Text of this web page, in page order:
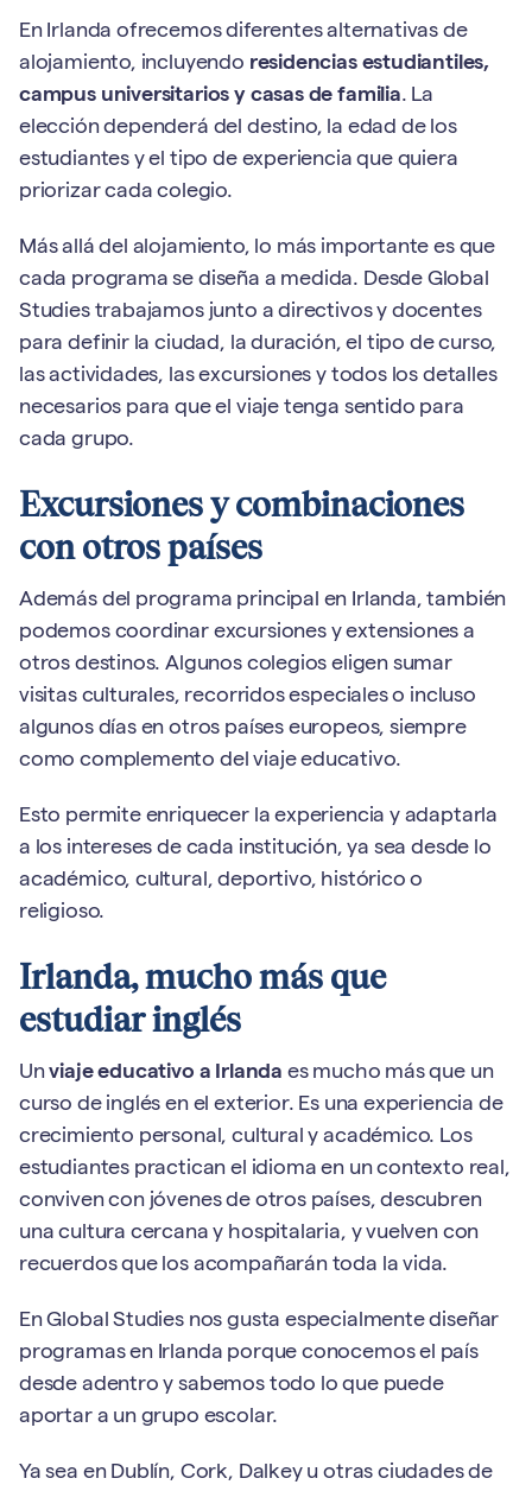
En Irlanda ofrecemos diferentes alternativas de
alojamiento, incluyendo residencias estudiantiles,
campus universitarios y casas de familia. La
elección dependerá del destino, la edad de los
estudiantes y el tipo de experiencia que quiera
priorizar cada colegio.
Más allá del alojamiento, lo más importante es que
cada programa se diseña a medida. Desde Global
Studies trabajamos junto a directivos y docentes
para definir la ciudad, la duración, el tipo de curso,
las actividades, las excursiones y todos los detalles
necesarios para que el viaje tenga sentido para
cada grupo.
Excursiones y combinaciones
con otros países
Además del programa principal en Irlanda, también
podemos coordinar excursiones y extensiones a
otros destinos. Algunos colegios eligen sumar
visitas culturales, recorridos especiales o incluso
algunos días en otros países europeos, siempre
como complemento del viaje educativo.
Esto permite enriquecer la experiencia y adaptarla
a los intereses de cada institución, ya sea desde lo
académico, cultural, deportivo, histórico o
religioso.
Irlanda, mucho más que
estudiar inglés
Unviaje educativo a Irlanda es mucho más que un
curso de inglés en el exterior. Es una experiencia de
crecimiento personal, cultural y académico. Los
estudiantes practican el idioma en un contexto real,
conviven con jóvenes de otros países, descubren
una cultura cercana y hospitalaria, y vuelven con
recuerdos que los acompañarán toda la vida.
En Global Studies nos gusta especialmente diseñar
programas en Irlanda porque conocemos el país
desde adentro y sabemos todo lo que puede
aportar a un grupo escolar.
Ya sea en Dublín, Cork, Dalkey u otras ciudades de